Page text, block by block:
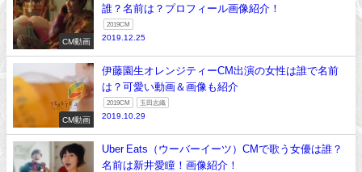
CM動画
誰？名前は？プロフィール画像紹介！
2019CM
2019.12.25
CM動画
伊藤園生オレンジティーCM出演の女性は誰で名前
は？可愛い動画＆画像も紹介
2019CM 玉田志織
2019.10.29
Uber Eats（ウーバーイーツ）CMで歌う女優は誰？
名前は新井愛瞳！画像紹介！